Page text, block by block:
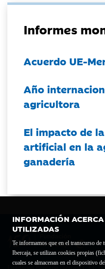
INFORMACIÓN
UTILIZADAS
Te informamos que en el transcurso
Ibercaja, se utilizan cookies propias
cuales se almacenan en el dispositivo
Informes
Acuerdo UE-
Año
agricultora
El impacto de
artificial en la
ganadería
Fundación Bancaria Ibercaja C.I.F. G-